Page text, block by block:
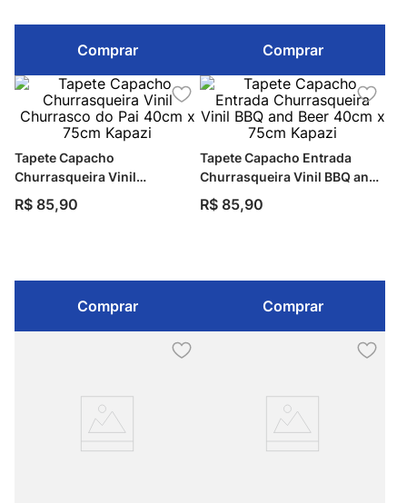
Comprar Comprar
Tapete Capacho
Churrasqueira Vinil
Churrasco do Pai 40cm x
75cm Kapazi
R$ 85,90
Comprar
Tapete Capacho Entrada
Churrasqueira Vinil BBQ and
Beer 40cm x 75cm Kapazi
R$ 85,90
Comprar